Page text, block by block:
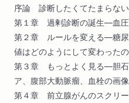
序論 診断したくてたまらない
第１章 過剰診断の誕生―血圧
第２章 ルールを変える―糖尿
値はどのようにして変わった
第３章 もっとよく見る―胆石
ア、腹部大動脈瘤、血栓の画
第４章 前立腺がんのスクリ